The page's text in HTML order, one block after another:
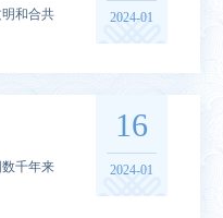
和合共
2024-01
千年来
16
2024-01